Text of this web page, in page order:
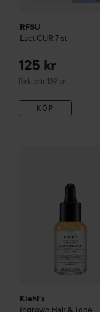
RFSU
LactiCUR 7 st
125 kr
Rek. pris 189 kr
Rekommenderat pris 189 kr
KÖP
Kiehl's
Ingrown Hair & Tone-